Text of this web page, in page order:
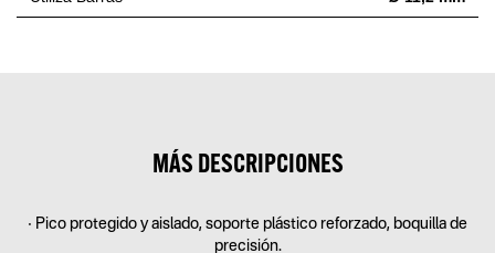
MÁS DESCRIPCIONES
• Pico protegido y aislado, soporte plástico reforzado, boquilla de
precisión.